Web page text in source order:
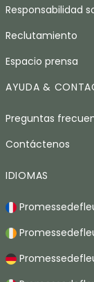
Responsabilidad
Reclutamiento
Espacio prensa
AYUDA &
Preguntas
Contáctenos
IDIOMAS